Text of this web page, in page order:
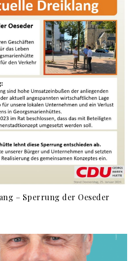
– Sperrung der Oeseder